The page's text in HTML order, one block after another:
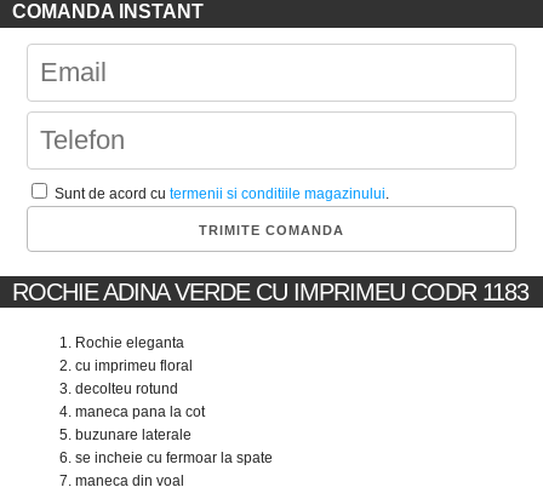
COMANDA INSTANT
Sunt de acord cutermenii si conditiile magazinului
ROCHIE ADINA VERDE CU IMPRIMEU CODR 1183
Rochie eleganta
cu imprimeu floral
decolteu rotund
maneca pana la cot
buzunare laterale
se incheie cu fermoar la spate
maneca din voal